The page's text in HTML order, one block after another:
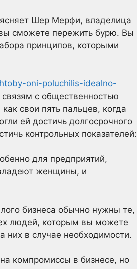
Шер Мерфи, владелица
сможете пережить бурю. Вы
принципов, которыми
oni-poluchilis-idealno-
с общественностью
свои пять пальцев, когда
ей достичь долгосрочного
контрольных показателей:
для предприятий,
женщины, и
бизнеса обычно нужны те,
людей, которым вы можете
них в случае необходимости.
компромиссы в бизнесе, но